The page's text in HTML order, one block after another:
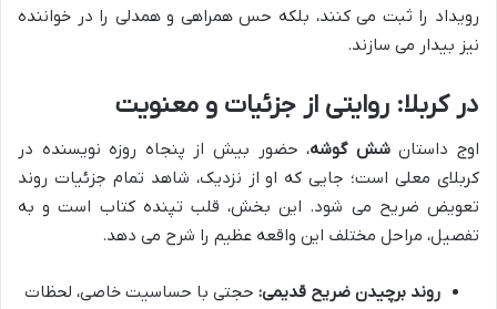
رویداد را ثبت می کنند، بلکه حس همراهی و همدلی را در خواننده
نیز بیدار می سازند.
در کربلا: روایتی از جزئیات و معنویت
اوج داستانشش گوشه، حضور بیش از پنجاه روزه نویسنده در
کربلای معلی است؛ جایی که او از نزدیک، شاهد تمام جزئیات روند
تعویض ضریح می شود. این بخش، قلب تپنده کتاب است و به
تفصیل، مراحل مختلف این واقعه عظیم را شرح می دهد.
روند برچیدن ضریح قدیمی: حجتی با حساسیت خاصی، لحظات